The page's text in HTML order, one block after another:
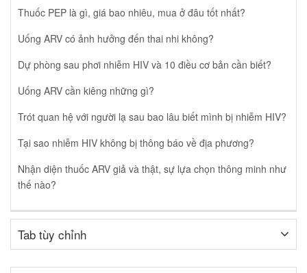
Thuốc PEP là gì, giá bao nhiêu, mua ở đâu tốt nhất?
Uống ARV có ảnh hưởng đến thai nhi không?
Dự phòng sau phơi nhiễm HIV và 10 điều cơ bản cần biết?
Uống ARV cần kiêng những gì?
Trót quan hệ với người lạ sau bao lâu biết mình bị nhiễm HIV?
Tại sao nhiễm HIV không bị thông báo về địa phương?
Nhận diện thuốc ARV giả và thật, sự lựa chọn thông minh như
thế nào?
Tab tùy chỉnh